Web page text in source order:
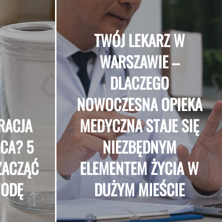
5
TWÓJ LEKARZ W
WARSZAWIE –
DLACZEGO
NOWOCZESNA OPIEKA
MEDYCZNA STAJE SIĘ
NIEZBĘDNYM
ELEMENTEM ŻYCIA W
DUŻYM MIEŚCIE